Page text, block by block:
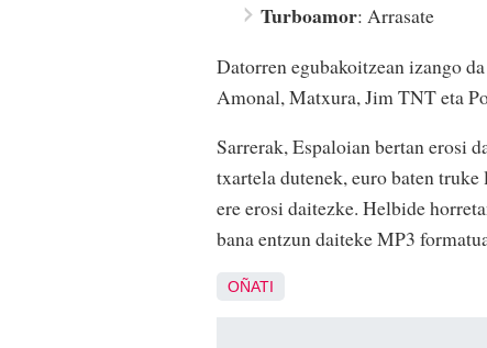
Turboamor: Arrasate
Datorren egubakoitzean izango
Amonal, Matxura, Jim TNT eta
Sarrerak, Espaloian bertan erosi
txartela dutenek, euro baten
ere erosi daitezke. Helbide
bana entzun daiteke MP3
OÑATI